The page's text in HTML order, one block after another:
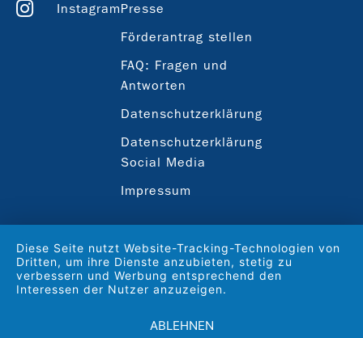
InstagramPresse
Förderantrag stellen
FAQ: Fragen und
Antworten
Datenschutzerklärung
Datenschutzerklärung
Social Media
Impressum
Diese Seite nutzt Website-Tracking-Technologien von
Dritten, um ihre Dienste anzubieten, stetig zu
verbessern und Werbung entsprechend den
Interessen der Nutzer anzuzeigen.
ABLEHNEN